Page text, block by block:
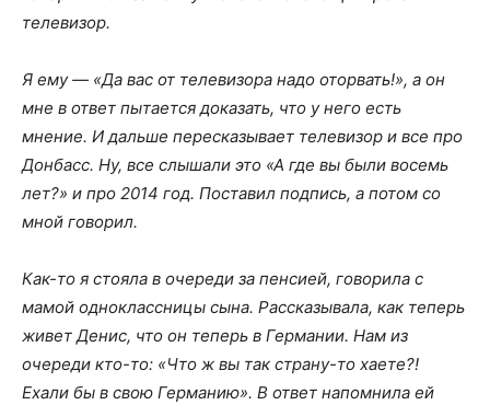
телевизор.
Я ему — «Да вас от телевизора надо оторвать!», а он
мне в ответ пытается доказать, что у него есть
мнение. И дальше пересказывает телевизор и все про
Донбасс. Ну, все слышали это «А где вы были восемь
лет?» и про 2014 год. Поставил подпись, а потом со
мной говорил.
Как-то я стояла в очереди за пенсией, говорила с
мамой одноклассницы сына. Рассказывала, как теперь
живет Денис, что он теперь в Германии. Нам из
очереди кто-то: «Что ж вы так страну-то хаете?!
Ехали бы в свою Германию». В ответ напомнила ей